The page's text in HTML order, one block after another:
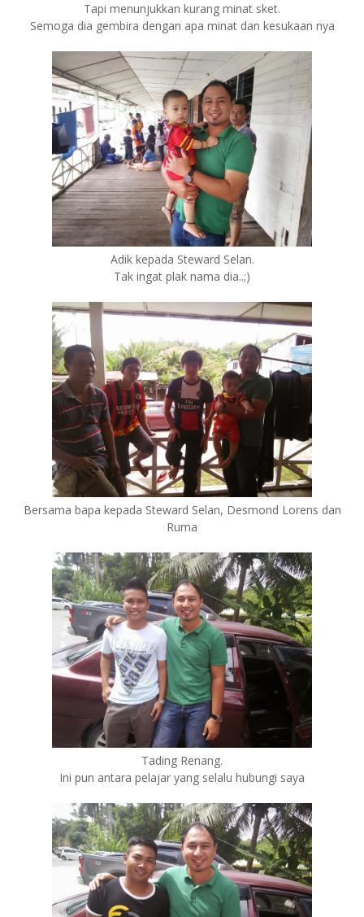
Tapi menunjukkan kurang minat sket.
Semoga dia gembira dengan apa minat dan kesukaan nya
Adik kepada Steward Selan.
Tak ingat plak nama dia..;)
Bersama bapa kepada Steward Selan, Desmond Lorens dan
Ruma
Tading Renang.
Ini pun antara pelajar yang selalu hubungi saya